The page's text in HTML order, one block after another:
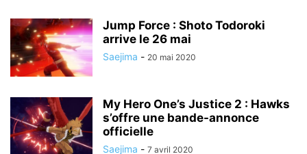
Jump Force : Shoto Todoroki
arrive le 26 mai
Saejima - 20 mai 2020
My Hero One’s Justice 2 : Hawks
s’offre une bande-annonce
officielle
Saejima - 7 avril 2020